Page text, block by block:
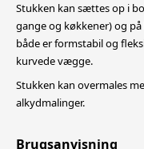
Stukken kan sættes op i
gange og køkkener) og
både er formstabil og
kurvede vægge.
Stukken kan overmales
alkydmalinger.
Brugsanvisning